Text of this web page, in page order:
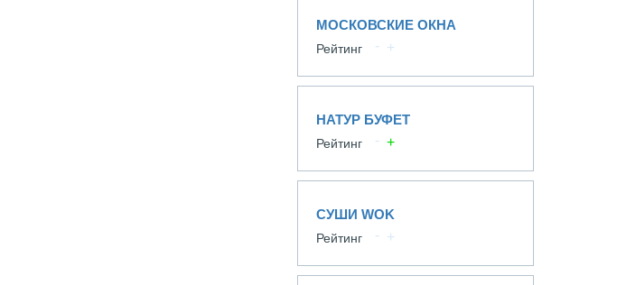
МОСКОВСКИЕ ОКНА
Рейтинг
НАТУР БУФЕТ
Рейтинг
СУШИ WOK
Рейтинг